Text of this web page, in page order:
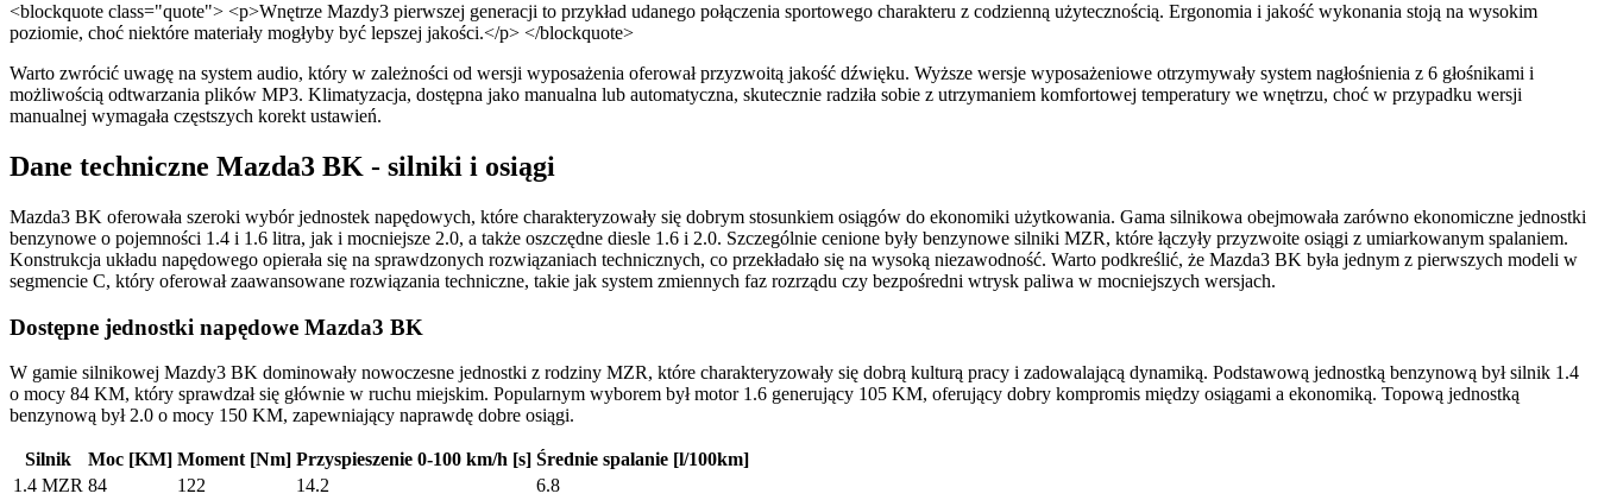
<blockquote class="quote"> <p>Wnętrze Mazdy3 pierwszej generacji to przykład udanego połączenia sportowego charakteru z codzienną użytecznością. Ergonomia i jakość wykonania stoją na wysokim
poziomie, choć niektóre materiały mogłyby być lepszej jakości.</p> </blockquote>
Warto zwrócić uwagę na system audio, który w zależności od wersji wyposażenia oferował przyzwoitą jakość dźwięku. Wyższe wersje wyposażeniowe otrzymywały system nagłośnienia z 6 głośnikami i
możliwością odtwarzania plików MP3. Klimatyzacja, dostępna jako manualna lub automatyczna, skutecznie radziła sobie z utrzymaniem komfortowej temperatury we wnętrzu, choć w przypadku wersji
manualnej wymagała częstszych korekt ustawień.
Dane techniczne Mazda3 BK - silniki i osiągi
Mazda3 BK oferowała szeroki wybór jednostek napędowych, które charakteryzowały się dobrym stosunkiem osiągów do ekonomiki użytkowania. Gama silnikowa obejmowała zarówno ekonomiczne jednostki
benzynowe o pojemności 1.4 i 1.6 litra, jak i mocniejsze 2.0, a także oszczędne diesle 1.6 i 2.0. Szczególnie cenione były benzynowe silniki MZR, które łączyły przyzwoite osiągi z umiarkowanym spalaniem.
Konstrukcja układu napędowego opierała się na sprawdzonych rozwiązaniach technicznych, co przekładało się na wysoką niezawodność. Warto podkreślić, że Mazda3 BK była jednym z pierwszych modeli w
segmencie C, który oferował zaawansowane rozwiązania techniczne, takie jak system zmiennych faz rozrządu czy bezpośredni wtrysk paliwa w mocniejszych wersjach.
Dostępne jednostki napędowe Mazda3 BK
W gamie silnikowej Mazdy3 BK dominowały nowoczesne jednostki z rodziny MZR, które charakteryzowały się dobrą kulturą pracy i zadowalającą dynamiką. Podstawową jednostką benzynową był silnik 1.4
o mocy 84 KM, który sprawdzał się głównie w ruchu miejskim. Popularnym wyborem był motor 1.6 generujący 105 KM, oferujący dobry kompromis między osiągami a ekonomiką. Topową jednostką
benzynową był 2.0 o mocy 150 KM, zapewniający naprawdę dobre osiągi.
Silnik Moc [KM] Moment [Nm] Przyspieszenie 0-100 km/h [s] Średnie spalanie [l/100km]
1.4 MZR 84 122 14.2
6.8